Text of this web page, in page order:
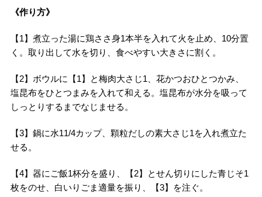
《作り方》
【1】煮立った湯に鶏ささ身1本半を入れて火を止め、10分置
く。取り出して水を切り、食べやすい大きさに割く。
【2】ボウルに【1】と梅肉大さじ1、花かつおひとつかみ、
塩昆布をひとつまみを入れて和える。塩昆布が水分を吸って
しっとりするまでなじませる。
【3】鍋に水11/4カップ、顆粒だしの素大さじ1を入れ煮立た
せる。
【4】器にご飯1杯分を盛り、【2】とせん切りにした青じそ1
枚をのせ、白いりごま適量を振り、【3】を注ぐ。